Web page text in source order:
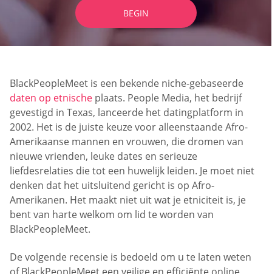
BEGIN
BlackPeopleMeet is een bekende niche-gebaseerde
daten op etnische plaats. People Media, het bedrijf
gevestigd in Texas, lanceerde het datingplatform in
2002. Het is de juiste keuze voor alleenstaande Afro-
Amerikaanse mannen en vrouwen, die dromen van
nieuwe vrienden, leuke dates en serieuze
liefdesrelaties die tot een huwelijk leiden. Je moet niet
denken dat het uitsluitend gericht is op Afro-
Amerikanen. Het maakt niet uit wat je etniciteit is, je
bent van harte welkom om lid te worden van
BlackPeopleMeet.
De volgende recensie is bedoeld om u te laten weten